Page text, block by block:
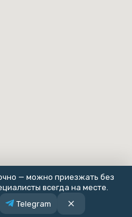
— можно приезжать без
всегда на месте.
Telegram